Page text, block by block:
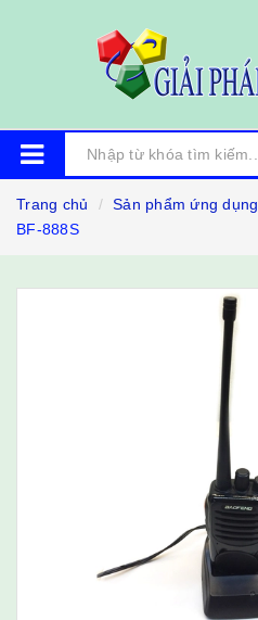
Trang chủ Sản phẩm ứng dụng
BF-888S